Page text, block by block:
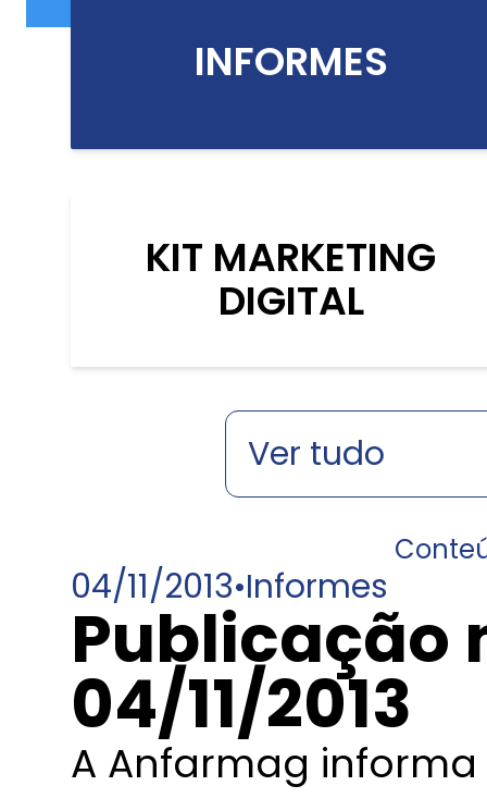
INFORMES
KIT MARKETING
DIGITAL
04/11/2013•Informes
Publicação
04/11/2013
A Anfarmag